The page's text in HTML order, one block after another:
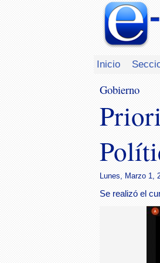
Inicio
Gobierno
Lunes, Marzo 1,
Se realizó el